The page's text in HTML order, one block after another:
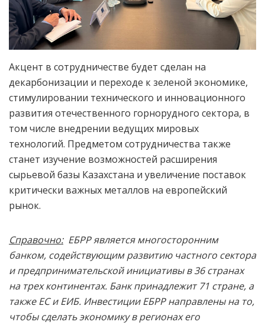
Акцент в сотрудничестве будет сделан на
декарбонизации и переходе к зеленой экономике,
стимулировании технического и инновационного
развития отечественного горнорудного сектора, в
том числе внедрении ведущих мировых
технологий. Предметом сотрудничества также
станет изучение возможностей расширения
сырьевой базы Казахстана и увеличение поставок
критически важных металлов на европейский
рынок.
Справочно: ЕБРР является многосторонним
банком, содействующим развитию частного сектора
и предпринимательской инициативы в 36 странах
на трех континентах. Банк принадлежит 71 стране, а
также ЕС и ЕИБ. Инвестиции ЕБРР направлены на то,
чтобы сделать экономику в регионах его